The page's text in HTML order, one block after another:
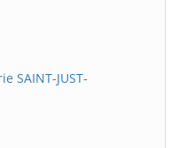
SAINT-JUST-